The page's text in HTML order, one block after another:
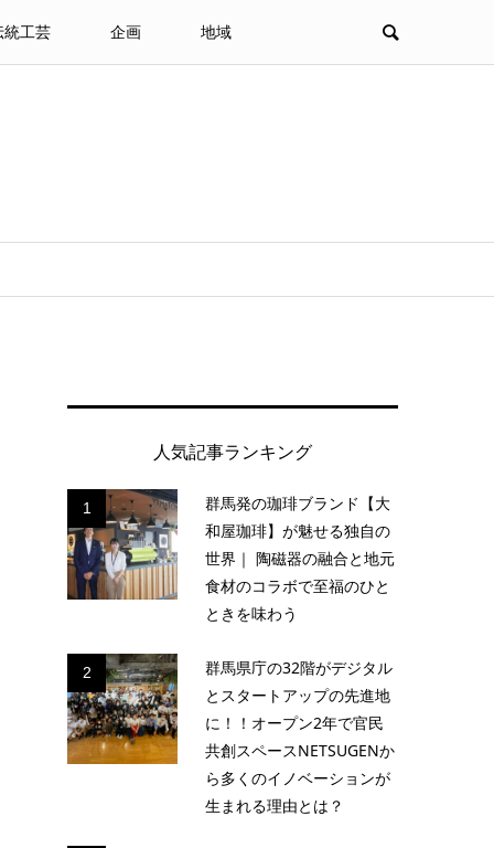
統工芸 企画 地域
人気記事ランキング
1
群馬発の珈琲ブランド【大
和屋珈琲】が魅せる独自の
世界｜ 陶磁器の融合と地元
食材のコラボで至福のひと
ときを味わう
2
群馬県庁の32階がデジタル
とスタートアップの先進地
に！！オープン2年で官民
共創スペースNETSUGENか
ら多くのイノベーションが
生まれる理由とは？